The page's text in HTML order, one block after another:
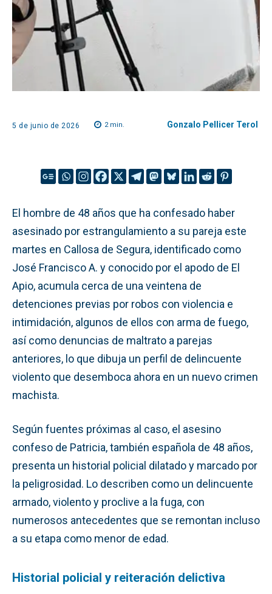
5 de junio de 2026 2min. Gonzalo Pellicer Terol
El hombre de 48 años que ha confesado haber
asesinado por estrangulamiento a su pareja este
martes en Callosa de Segura, identificado como
José Francisco A. y conocido por el apodo de El
Apio, acumula cerca de una veintena de
detenciones previas por robos con violencia e
intimidación, algunos de ellos con arma de fuego,
así como denuncias de maltrato a parejas
anteriores, lo que dibuja un perfil de delincuente
violento que desemboca ahora en un nuevo crimen
machista.
Según fuentes próximas al caso, el asesino
confeso de Patricia, también española de 48 años,
presenta un historial policial dilatado y marcado por
la peligrosidad. Lo describen como un delincuente
armado, violento y proclive a la fuga, con
numerosos antecedentes que se remontan incluso
a su etapa como menor de edad.
Historial policial y reiteración delictiva